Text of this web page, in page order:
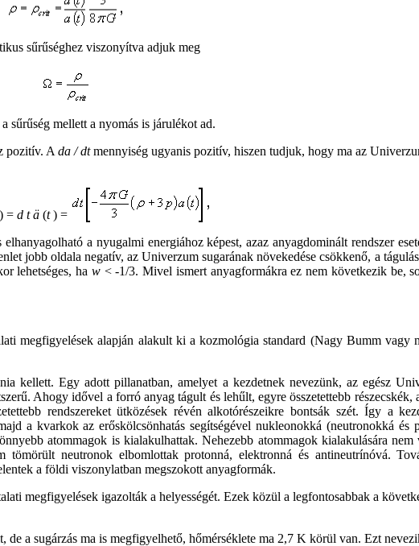
sűrűséghez viszonyítva adjuk meg
sűrűség mellett a nyomás is járulékot ad.
pozitív. A da / dtmennyiség ugyanis pozitív, hiszen tudjuk, hogy ma az
) = d t ä (t) =
a nyugalmi energiához képest, azaz anyagdominált rendszer
jobb oldala negatív, az Univerzum sugarának növekedése csökkenő, a
lehetséges, ha w< -1/3. Mivel ismert anyagformákra ez nem következik be,
megfigyelések alapján alakult ki a kozmológia standard (Nagy Bumm vagy
kellett. Egy adott pillanatban, amelyet a kezdetnek nevezünk, az egész
Ahogy idővel a forró anyag tágult és lehűlt, egyre összetettebb
rendszereket ütközések révén alkotórészeikre bontsák szét. Így a
a kvarkok az erőskölcsönhatás segítségével nukleonokká (neutronokká és
atommagok is kialakulhattak. Nehezebb atommagok kialakulására nem
tömörült neutronok elbomlottak protonná, elektronná és antineutrínóvá.
a földi viszonylatban megszokott anyagformák.
megfigyelések igazolták a helyességét. Ezek közül a legfontosabbak a
de a sugárzás ma is megfigyelhető, hőmérséklete ma 2,7 K körül van. Ezt